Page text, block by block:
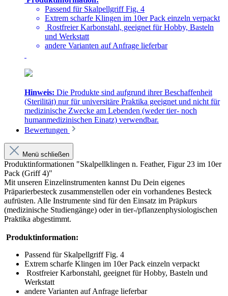
Passend für Skalpellgriff Fig. 4
Extrem scharfe Klingen im 10er Pack einzeln verpackt
Rostfreier Karbonstahl, geeignet für Hobby, Basteln
und Werkstatt
andere Varianten auf Anfrage lieferbar
Hinweis: Die Produkte sind aufgrund ihrer Beschaffenheit
(Sterilität) nur für universitäre Praktika geeignet und nicht für
medizinische Zwecke am Lebenden (weder tier- noch
humanmedizinischen Einatz) verwendbar.
Bewertungen
Menü schließen
Produktinformationen "Skalpellklingen n. Feather, Figur 23 im 10er
Pack (Griff 4)"
Mit unseren Einzelinstrumenten kannst Du Dein eigenes
Präparierbesteck zusammenstellen oder ein vorhandenes Besteck
aufrüsten. Alle Instrumente sind für den Einsatz im Präpkurs
(medizinische Studiengänge) oder in tier-/pflanzenphysiologischen
Praktika abgestimmt.
Produktinformation:
Passend für Skalpellgriff Fig. 4
Extrem scharfe Klingen im 10er Pack einzeln verpackt
Rostfreier Karbonstahl, geeignet für Hobby, Basteln und
Werkstatt
andere Varianten auf Anfrage lieferbar